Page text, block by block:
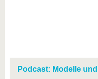
Podcast: Modelle